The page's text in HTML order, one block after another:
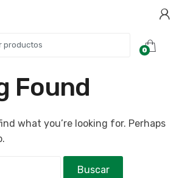
0
Found
what you’re looking for. Perhaps